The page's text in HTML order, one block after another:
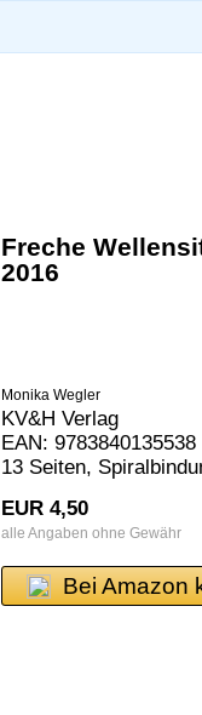
Freche
2016
Monika Wegler
KV&H Verlag
EAN:
13 Seiten,
EUR 4,50
alle Angaben ohne Gewähr
Bei Amazon